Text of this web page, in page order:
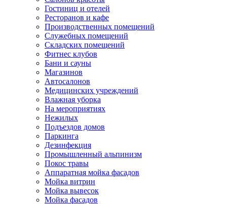
Гостиниц и отелей
Ресторанов и кафе
Производственных помещений
Служебных помещений
Складских помещений
Фитнес клубов
Бани и сауны
Магазинов
Автосалонов
Медицинских учреждений
Влажная уборка
На мероприятиях
Нежилых
Подъездов домов
Паркинга
Дезинфекция
Промышленный альпинизм
Покос травы
Аппаратная мойка фасадов
Мойка витрин
Мойка вывесок
Мойка фасадов